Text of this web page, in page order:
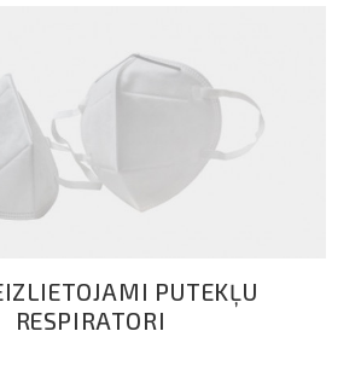
PUTEKĻU
RESPIRATORI
PUTEKĻU
RESPIRATORI